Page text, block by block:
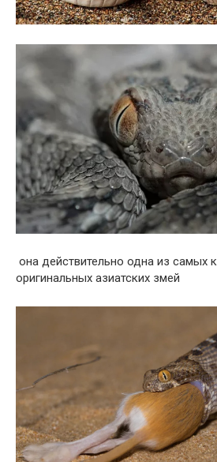
она действительно одна из самых
оригинальных азиатских змей